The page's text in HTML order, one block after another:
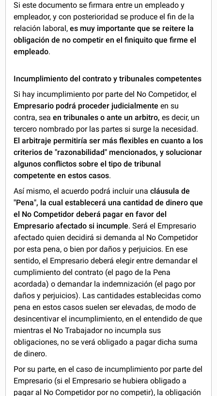
Si este documento se firmara entre un empleado y
empleador, y con posterioridad se produce el fin de la
relación laboral,es muy importante que se reitere la
obligación de no competir en el finiquito que firme el
empleado.
Incumplimiento del contrato y tribunales competentes
Si hay incumplimiento por parte del No Competidor, el
Empresario podrá proceder judicialmenteen su
contra, sea en tribunales o ante un arbitro,es decir, un
tercero nombrado por las partes si surge la necesidad.
El arbitraje permitiría ser más flexibles en cuanto a los
criterios de "razonabilidad" mencionados, y solucionar
algunos conflictos sobre el tipo de tribunal
competente en estos casos.
Así mismo, el acuerdo podrá incluir unacláusula de
"Pena", la cual establecerá una cantidad de dinero que
el No Competidor deberá pagar en favor del
Empresario afectado si incumple. Será el Empresario
afectado quien decidirá si demanda al No Competidor
por esta pena, o bien por daños y perjuicios. En ese
sentido, el Empresario deberá elegir entre demandar el
cumplimiento del contrato (el pago de la Pena
acordada) o demandar la indemnización (el pago por
daños y perjuicios). Las cantidades establecidas como
pena en estos casos suelen ser elevadas, de modo de
desincentivar el incumplimiento, en el entendido de que
mientras el No Trabajador no incumpla sus
obligaciones, no se verá obligado a pagar dicha suma
de dinero.
Por su parte, en el caso de incumplimiento por parte del
Empresario (si el Empresario se hubiera obligado a
pagar al No Competidor por no competir), la obligación